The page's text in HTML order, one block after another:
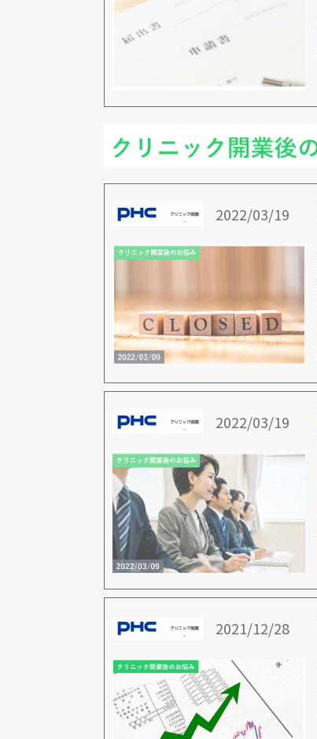
2022/03/19
2022/03/19
2021/12/28